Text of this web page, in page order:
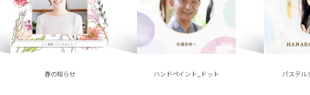
春の知らせ ハンドペイント_ドット パステル